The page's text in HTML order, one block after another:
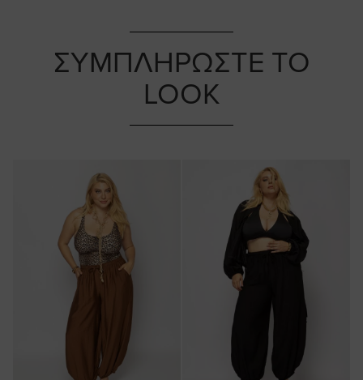
ΣΥΜΠΛΗΡΩΣΤΕ ΤΟ
LOOK